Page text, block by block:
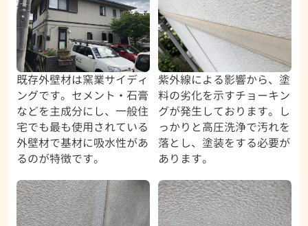
既存外壁材は窯業サイディ
ングです。セメント・石膏
などを主成分にし、一般住
宅でも最も使用されている
外壁材で基材に吸水性があ
るのが特徴です。
紫外線による影響から、塗
料の劣化を示すチョーキン
グが発生しております。し
っかりと高圧洗浄で汚れを
落とし、塗装をする必要が
あります。